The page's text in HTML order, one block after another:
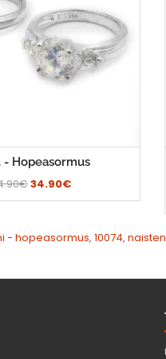
- Hopeasormus
34.90€
- hopeasormus, 10074,